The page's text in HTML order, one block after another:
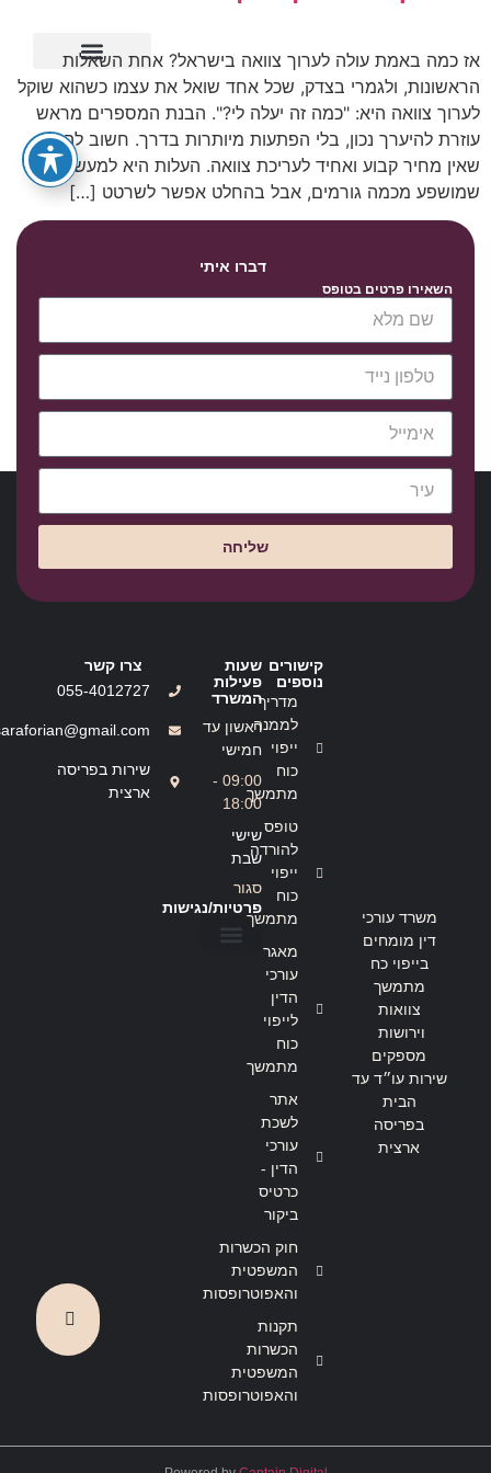
אז כמה באמת עולה לערוך צוואה בישראל? אחת השאלות
הראשונות, ולגמרי בצדק, שכל אחד שואל את עצמו כשהוא שוקל
לערוך צוואה היא: "כמה זה יעלה לי?". הבנת המספרים מראש
עוזרת להיערך נכון, בלי הפתעות מיותרות בדרך. חשוב להבין
שאין מחיר קבוע ואחיד לעריכת צוואה. העלות היא למעשה טווח
שמושפע מכמה גורמים, אבל בהחלט אפשר לשרטט […]
דברו איתי
השאירו פרטים בטופס
שליחה
משרד עורכי
דין מומחים
בייפוי כח
מתמשך
צוואות
וירושות
מספקים
שירות עו״ד עד
הבית
בפריסה
ארצית
קישורים
נוספים
מדריך
לממנה
ייפוי
כוח
מתמשך
טופס
להורדה
ייפוי
כוח
מתמשך
מאגר
עורכי
הדין
לייפוי
כוח
מתמשך
אתר
לשכת
עורכי
הדין -
כרטיס
ביקור
חוק הכשרות
המשפטית
והאפוטרופסות
תקנות
הכשרות
המשפטית
והאפוטרופסות
שעות
פעילות
המשרד
ראשון עד
חמישי
09:00 -
18:00
שישי
שבת
סגור
פרטיות/נגישות
צרו קשר
055-4012727
שירות בפריסה
ארצית